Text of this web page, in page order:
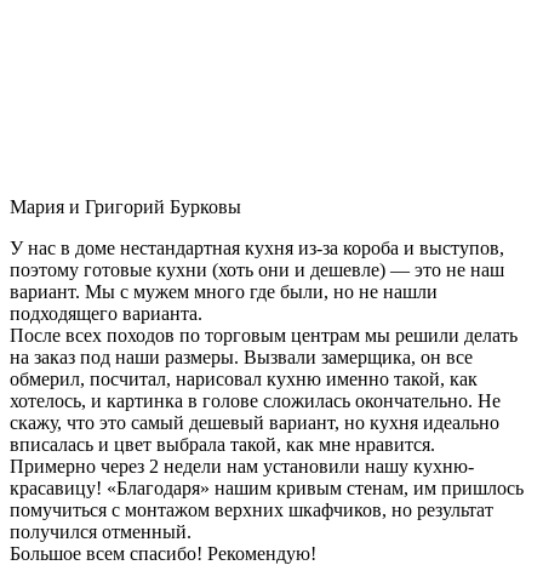
Мария и Григорий Бурковы
У нас в доме нестандартная кухня из-за короба и выступов,
поэтому готовые кухни (хоть они и дешевле) — это не наш
вариант. Мы с мужем много где были, но не нашли
подходящего варианта.
После всех походов по торговым центрам мы решили делать
на заказ под наши размеры. Вызвали замерщика, он все
обмерил, посчитал, нарисовал кухню именно такой, как
хотелось, и картинка в голове сложилась окончательно. Не
скажу, что это самый дешевый вариант, но кухня идеально
вписалась и цвет выбрала такой, как мне нравится.
Примерно через 2 недели нам установили нашу кухню-
красавицу! «Благодаря» нашим кривым стенам, им пришлось
помучиться с монтажом верхних шкафчиков, но результат
получился отменный.
Большое всем спасибо! Рекомендую!